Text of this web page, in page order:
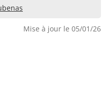
Mise à jour le 05/01/26